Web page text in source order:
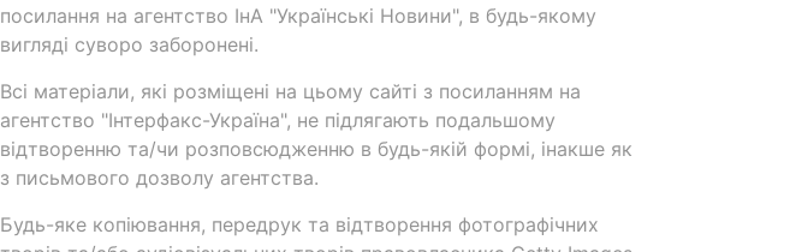
посилання на агентство ІнА "Українські Новини", в будь-якому
вигляді суворо заборонені.
Всі матеріали, які розміщені на цьому сайті з посиланням на
агентство "Інтерфакс-Україна", не підлягають подальшому
відтворенню та/чи розповсюдженню в будь-якій формі, інакше як
з письмового дозволу агентства.
Будь-яке копіювання, передрук та відтворення фотографічних